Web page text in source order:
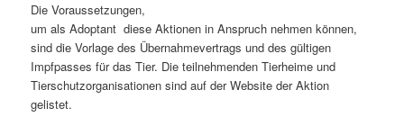
Die Voraussetzungen,
um als Adoptant diese Aktionen in Anspruch nehmen können,
sind die Vorlage des Übernahmevertrags und des gültigen
Impfpasses für das Tier. Die teilnehmenden Tierheime und
Tierschutzorganisationen sind auf der Website der Aktion
gelistet.